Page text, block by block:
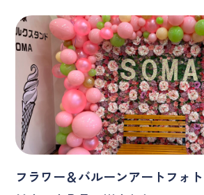
フラワー＆バルーンアートフォ